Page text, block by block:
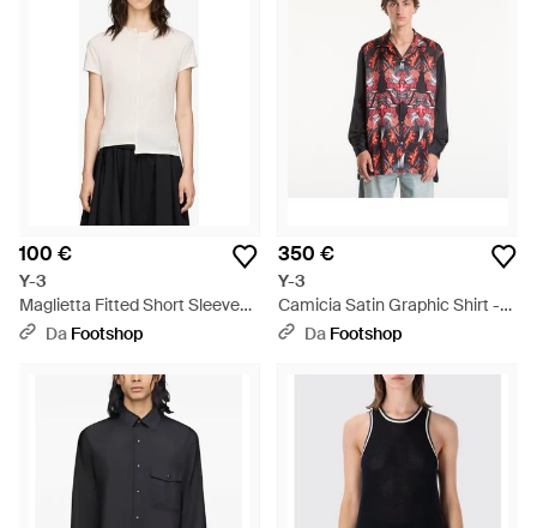
100 €
Y-3
Maglietta Fitted Short Sleeve
Tee - Bianco
Da Footshop
350 €
Y-3
Camicia Satin Graphic Shirt -
Rosso
Da Footshop